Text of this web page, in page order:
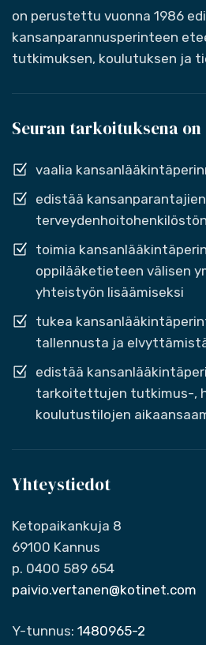
on perustettu vuonna 1986
kansanparannusperinteen
tutkimuksen, koulutuksen ja
Seuran tarkoituksena on
vaalia
edistää
toimia
oppilääketieteen välisen
yhteistyön lisäämiseksi
tukea
tallennusta ja
edistää
tarkoitettujen tutkimus-,
koulutustilojen
Yhteystiedot
Ketopaikankuja 8
69100 Kannus
p. 0400 589 654
paivio.vertanen@kotinet.com
Y-tunnus: 1480965-2